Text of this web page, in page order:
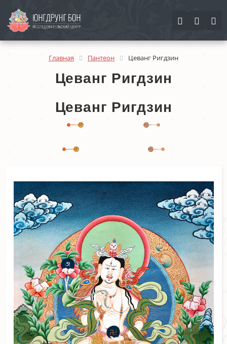
Найти
Найти
Закрыть
Главная Пантеон Цеванг Ригдзин
Цеванг Ригдзин
Цеванг Ригдзин